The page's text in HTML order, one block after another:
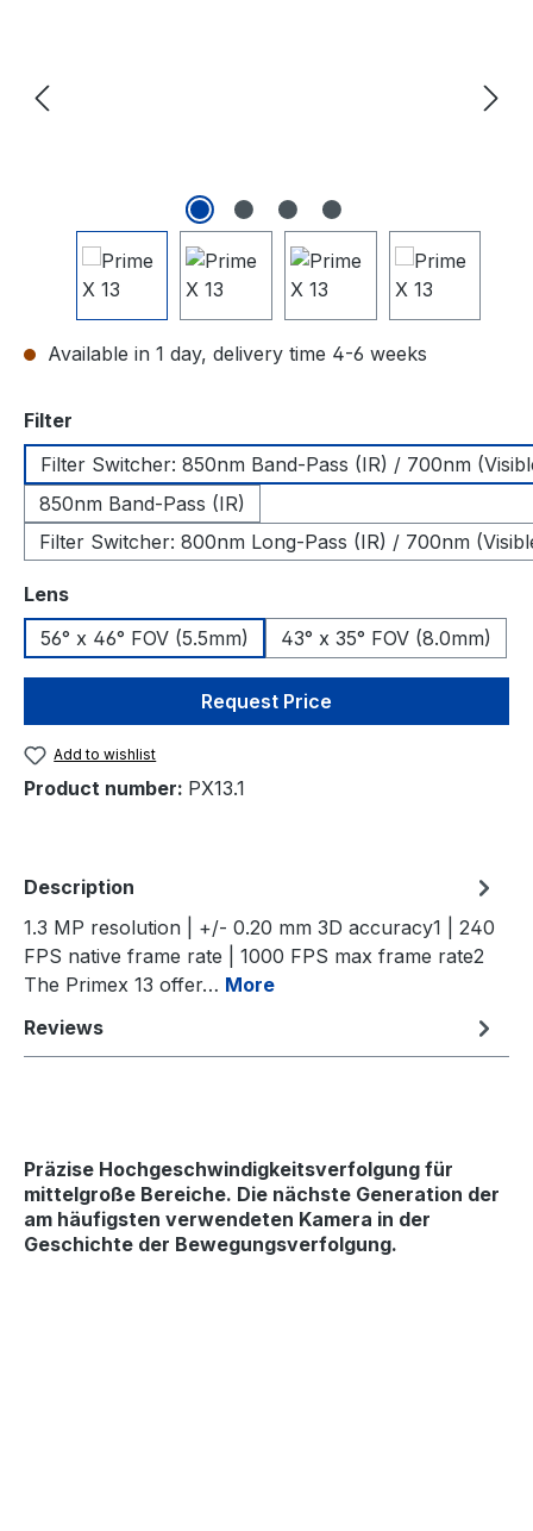
Available in 1 day, delivery time 4-6 weeks
Select
Filter
Filter Switcher: 850nm Band-Pass (IR) / 700nm
850nm Band-Pass (IR)
Filter Switcher: 800nm Long-Pass (IR) / 700nm
Select
Lens
56° x 46° FOV (5.5mm)
43° x 35° FOV (8.0mm)
Request Price
Add to wishlist
Product number: PX13.1
Description
1.3 MP resolution | +/- 0.20 mm 3D accuracy1 | 240
FPS native frame rate | 1000 FPS max frame rate2
The Primex 13 offer… More
Reviews
Präzise Hochgeschwindigkeitsverfolgung für
mittelgroße Bereiche. Die nächste Generation der
am häufigsten verwendeten Kamera in der
Geschichte der Bewegungsverfolgung.